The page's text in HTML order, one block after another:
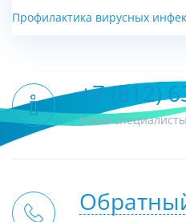
Профилактика вирусных
+7 (812)
Наши